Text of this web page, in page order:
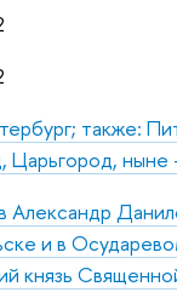
также:
Царьгород, ныне
и в
князь